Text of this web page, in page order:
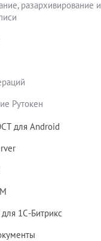
1С-Битрикс
для Android
разархивирование и
Рутокен